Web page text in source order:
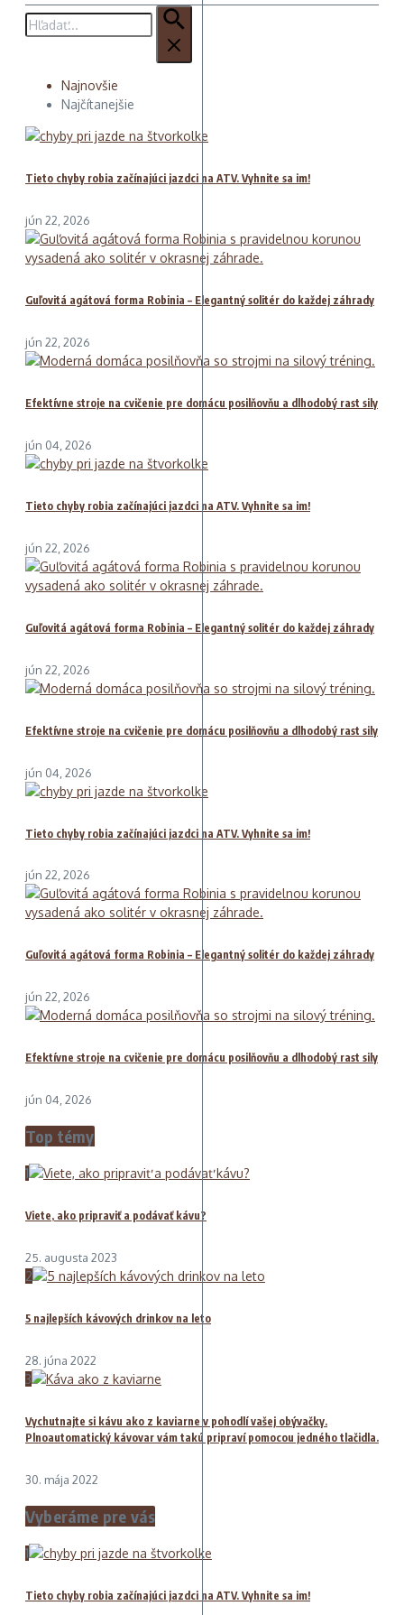
Hľadať:
Najnovšie
Najčítanejšie
Tieto chyby robia začínajúci jazdci na ATV. Vyhnite sa im!
jún 22, 2026
Guľovitá agátová forma Robinia – Elegantný solitér do každej záhrady
jún 22, 2026
Efektívne stroje na cvičenie pre domácu posilňovňu a dlhodobý rast sily
jún 04, 2026
Tieto chyby robia začínajúci jazdci na ATV. Vyhnite sa im!
jún 22, 2026
Guľovitá agátová forma Robinia – Elegantný solitér do každej záhrady
jún 22, 2026
Efektívne stroje na cvičenie pre domácu posilňovňu a dlhodobý rast sily
jún 04, 2026
Tieto chyby robia začínajúci jazdci na ATV. Vyhnite sa im!
jún 22, 2026
Guľovitá agátová forma Robinia – Elegantný solitér do každej záhrady
jún 22, 2026
Efektívne stroje na cvičenie pre domácu posilňovňu a dlhodobý rast sily
jún 04, 2026
Top témy
1
Viete, ako pripraviť a podávať kávu?
25. augusta 2023
2
5 najlepších kávových drinkov na leto
28. júna 2022
3
Vychutnajte si kávu ako z kaviarne v pohodlí vašej obývačky.
Plnoautomatický kávovar vám takú pripraví pomocou jedného tlačidla.
30. mája 2022
Vyberáme pre vás
1
Tieto chyby robia začínajúci jazdci na ATV. Vyhnite sa im!